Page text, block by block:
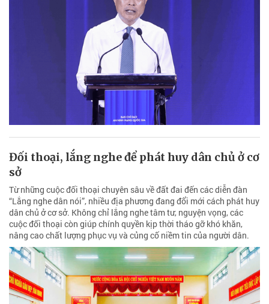
Đối thoại, lắng nghe để phát huy dân chủ ở cơ
sở
Từ những cuộc đối thoại chuyên sâu về đất đai đến các diễn đàn
“Lắng nghe dân nói”, nhiều địa phương đang đổi mới cách phát huy
dân chủ ở cơ sở. Không chỉ lắng nghe tâm tư, nguyện vọng, các
cuộc đối thoại còn giúp chính quyền kịp thời tháo gỡ khó khăn,
nâng cao chất lượng phục vụ và củng cố niềm tin của người dân.